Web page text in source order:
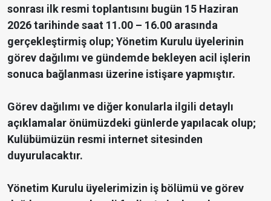
sonrası ilk resmi toplantısını bugün 15 Haziran
2026 tarihinde saat 11.00 – 16.00 arasında
gerçekleştirmiş olup; Yönetim Kurulu üyelerinin
görev dağılımı ve gündemde bekleyen acil işlerin
sonuca bağlanması üzerine istişare yapmıştır.
Görev dağılımı ve diğer konularla ilgili detaylı
açıklamalar önümüzdeki günlerde yapılacak olup;
Kulübümüzün resmi internet sitesinden
duyurulacaktır.
Yönetim Kurulu üyelerimizin iş bölümü ve görev